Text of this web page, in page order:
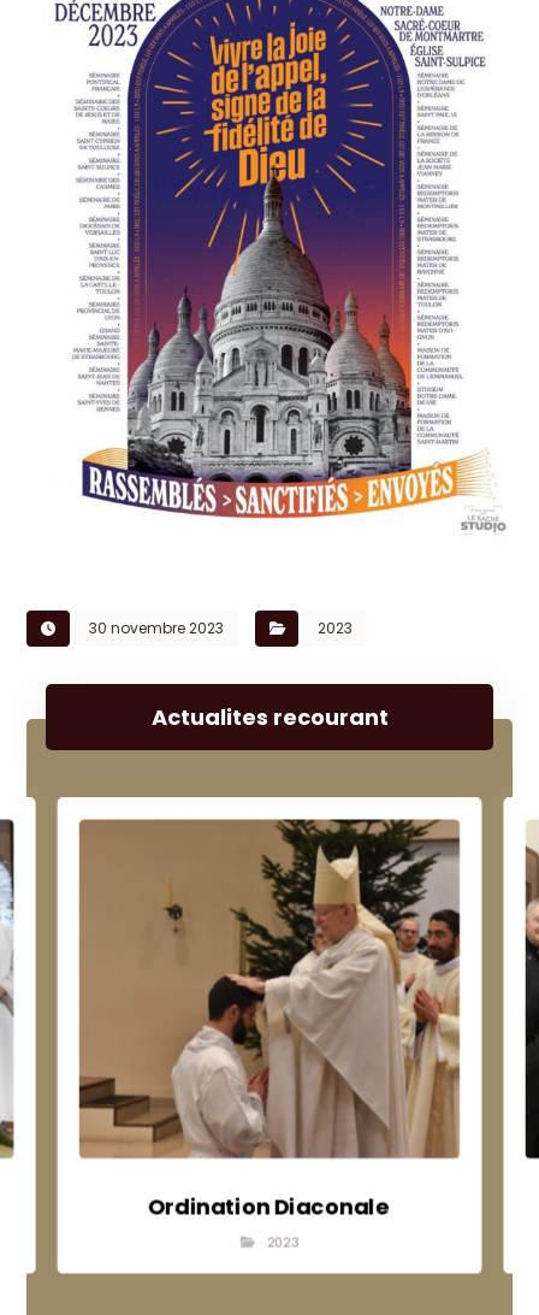
30 novembre 2023 2023
Actualites recourant
Ordination Diaconale
2023